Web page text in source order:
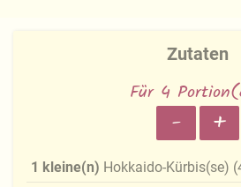
Zutaten
Für 4
- +
1 kleine(n) Hokkaido-Kürbis(se) (